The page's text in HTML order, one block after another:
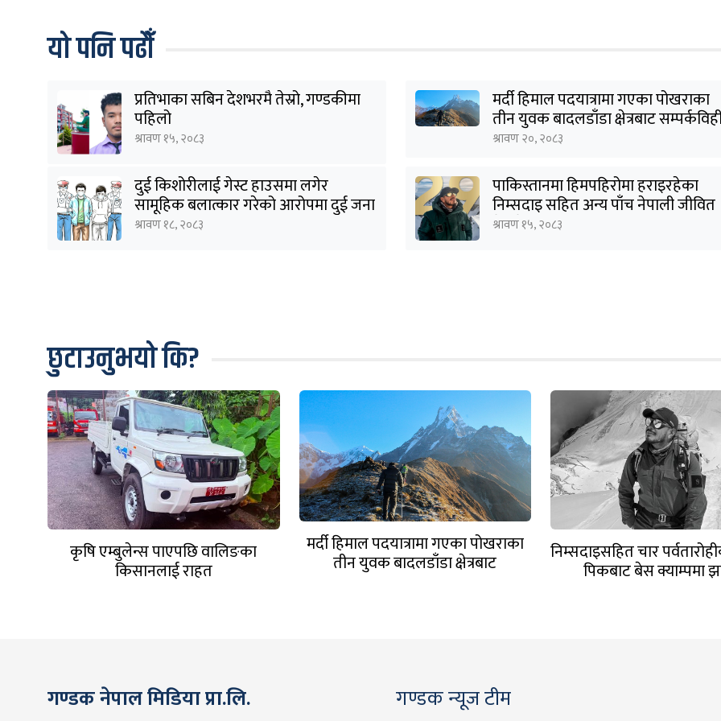
यो पनि पढौँ
प्रतिभाका सबिन देशभरमै तेस्रो, गण्डकीमा
पहिलो
श्रावण १५, २०८३
मर्दी हिमाल पदयात्रामा गएका पोखराका
तीन युवक बादलडाँडा क्षेत्रबाट
श्रावण २०, २०८३
दुई किशोरीलाई गेस्ट हाउसमा लगेर
सामूहिक बलात्कार गरेको आरोपमा दुई जना
पक्राउ
श्रावण १८, २०८३
पाकिस्तानमा हिमपहिरोमा हराइरहेका
निम्सदाइ सहित अन्य पाँच नेपाली जीवित
भेटिने आशा कमजोर, युक्तको शव
श्रावण १५, २०८३
छुटाउनुभयो कि?
कृषि एम्बुलेन्स पाएपछि वालिङका
किसानलाई राहत
मर्दी हिमाल पदयात्रामा गएका पोखराका
तीन युवक बादलडाँडा क्षेत्रबाट निम्सदाइसहित चार
पिकबाट बेस क्याम्पमा
गण्डक नेपाल मिडिया प्रा.लि. गण्डक न्यूज टीम